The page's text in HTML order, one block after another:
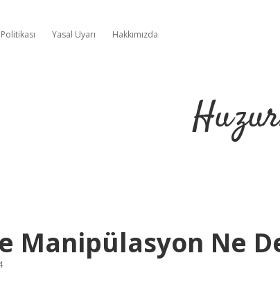
Yasal Uyarı Hakkımızda
Manipülasyon Ne